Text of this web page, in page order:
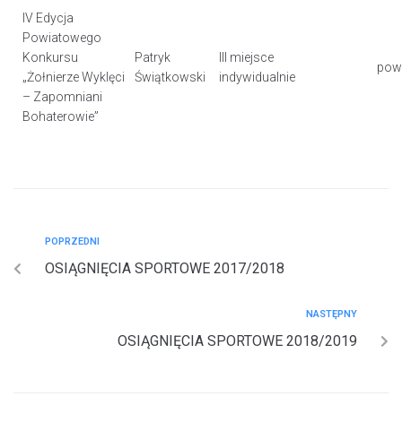
IV Edycja
Powiatowego
Konkursu
„Żołnierze Wyklęci
– Zapomniani
Bohaterowie”
Patryk
Świątkowski
III miejsce
indywidualnie
POPRZEDNI
OSIĄGNIĘCIA SPORTOWE 2017/2018
NASTĘPNY
OSIĄGNIĘCIA SPORTOWE 2018/2019